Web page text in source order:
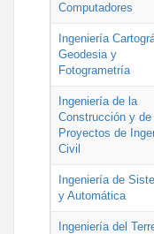
Computadores
Ingeniería
Geodesia y
Fotogrametría
Ingeniería de la
Construcción y de
Proyectos de
Civil
Ingeniería de
y Automática
Ingeniería del